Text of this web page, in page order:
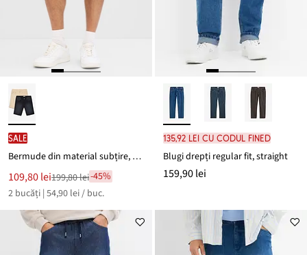
SALE
Bermude din material subțire, cu talie elastică, din denim colorat, Regular Fit (set/ 2 buc.)
Noul
preț
este
109,80 lei
Reducere
de
preț
199,80 lei
199,80 lei-45%
2 bucăți | 54,90 lei / buc.
135,92 lei cu codul FINED
Blugi drepți regular fit, straight
159,90 lei